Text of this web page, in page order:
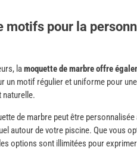
motifs pour la
lamoquette de marbre offre
un motif régulier et uniforme pour
naturelle.
de marbre peut être
autour de votre piscine. Que vous
options sont illimitées pour